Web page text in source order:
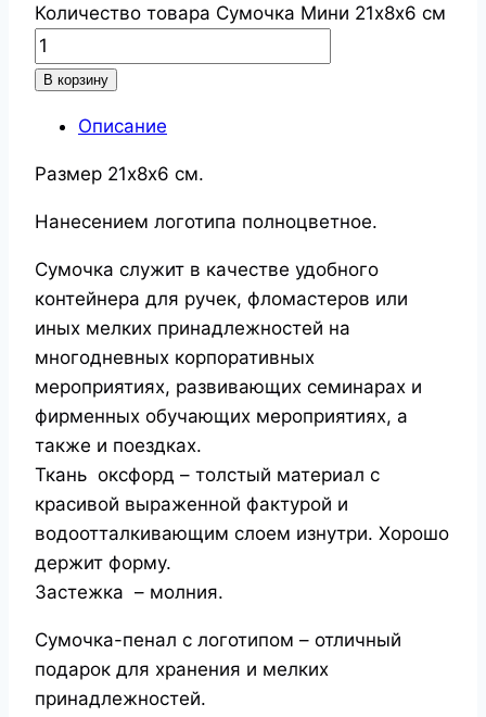
Количество товара Сумочка Мини 21х8х6 см
В корзину
Описание
Размер 21х8х6 см.
Нанесением логотипа полноцветное.
Сумочка служит в качестве удобного
контейнера для ручек, фломастеров или
иных мелких принадлежностей на
многодневных корпоративных
мероприятиях, развивающих семинарах и
фирменных обучающих мероприятиях, а
также и поездках.
Ткань оксфорд – толстый материал с
красивой выраженной фактурой и
водоотталкивающим слоем изнутри. Хорошо
держит форму.
Застежка – молния.
Сумочка-пенал с логотипом – отличный
подарок для хранения и мелких
принадлежностей.